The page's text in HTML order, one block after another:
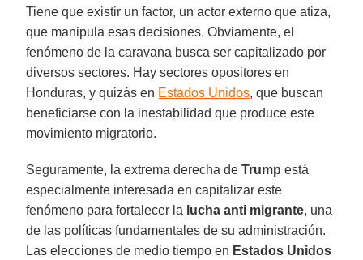
Tiene que existir un factor, un actor externo que atiza,
que manipula esas decisiones. Obviamente, el
fenómeno de la caravana busca ser capitalizado por
diversos sectores. Hay sectores opositores en
Honduras, y quizás en Estados Unidos, que buscan
beneficiarse con la inestabilidad que produce este
movimiento migratorio.
Seguramente, la extrema derecha deTrump está
especialmente interesada en capitalizar este
fenómeno para fortalecer la lucha anti migrante, una
de las políticas fundamentales de su administración.
Las elecciones de medio tiempo en Estados Unidos